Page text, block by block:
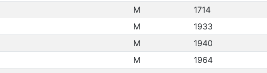
M 1714
M 1933
M 1940
M 1964